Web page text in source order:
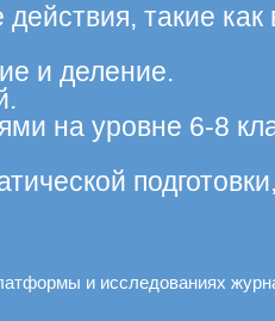
такие
и деление.
на уровне 6-8
и исследованиях